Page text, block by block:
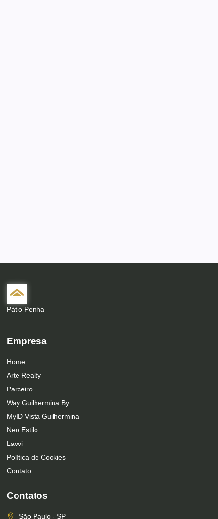
Pátio Penha
Empresa
Home
Arte Realty
Parceiro
Way Guilhermina By
MyID Vista Guilhermina
Neo Estilo
Lavvi
Política de Cookies
Contato
Contatos
São Paulo - SP